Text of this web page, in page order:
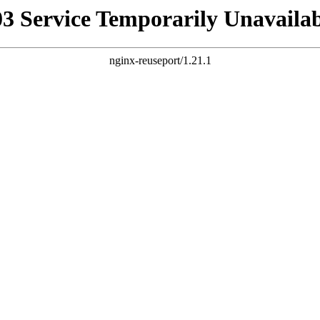
Service Temporarily
nginx-reuseport/1.21.1